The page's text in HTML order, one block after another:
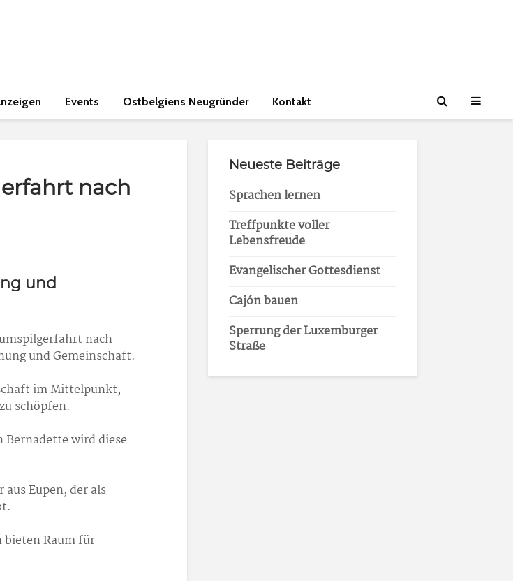
Events Ostbelgiens Neugründer Kontakt
nach
und
nach
und Gemeinschaft.
im Mittelpunkt,
schöpfen.
wird diese
Eupen, der als
bieten Raum für
Neueste Beiträge
Sprachen lernen
Treffpunkte voller
Lebensfreude
Evangelischer Gottesdienst
Cajón bauen
Sperrung der Luxemburger
Straße